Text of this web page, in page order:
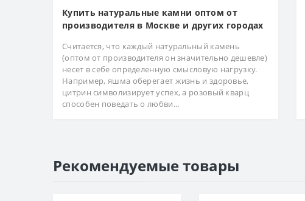
Купить натуральные камни оптом от
производителя в Москве и других городах
Считается, что каждый натуральный камень
(оптом от производителя он значительно дешевле)
несет в себе определенную смысловую нагрузку.
Например, яшма оберегает жизнь и здоровье,
цитрин символизирует успех, а розовый кварц
способен поведать о любви...
Рекомендуемые товары